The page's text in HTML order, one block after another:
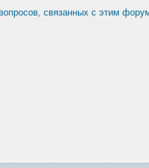
связанных с этим